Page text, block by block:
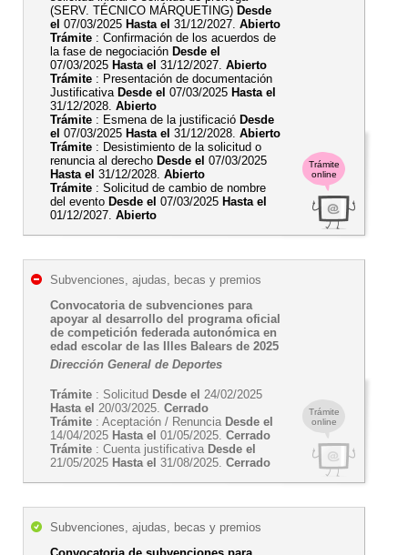
Trámite
online
(SERV. TÉCNICO MÁRQUETING) Desde
el 07/03/2025 Hasta el 31/12/2027. Abierto
Trámite : Confirmación de los acuerdos de
la fase de negociación Desde el
07/03/2025 Hasta el 31/12/2027. Abierto
Trámite : Presentación de documentación
Justificativa Desde el 07/03/2025 Hasta el
31/12/2028. Abierto
Trámite : Esmena de la justificació Desde
el 07/03/2025 Hasta el 31/12/2028. Abierto
Trámite : Desistimiento de la solicitud o
renuncia al derecho Desde el 07/03/2025
Hasta el 31/12/2028. Abierto
Trámite : Solicitud de cambio de nombre
del evento Desde el 07/03/2025 Hasta el
01/12/2027. Abierto
Trámite
online
Subvenciones, ajudas, becas y premios
Convocatoria de subvenciones para
apoyar al desarrollo del programa oficial
de competición federada autonómica en
edad escolar de las Illes Balears de 2025
Dirección General de Deportes
Trámite : Solicitud Desde el 24/02/2025
Hasta el 20/03/2025. Cerrado
Trámite : Aceptación / Renuncia Desde el
14/04/2025 Hasta el 01/05/2025. Cerrado
Trámite : Cuenta justificativa Desde el
21/05/2025 Hasta el 31/08/2025. Cerrado
Subvenciones, ajudas, becas y premios